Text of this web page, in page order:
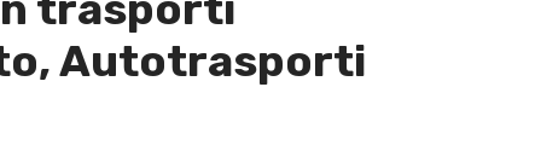
Autotrasporti